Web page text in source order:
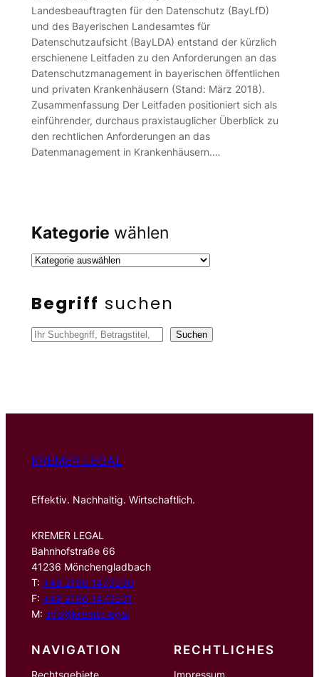
Landesbeauftragten für den Datenschutz (BayLfD)
und des Bayerischen Landesamtes für
Datenschutzaufsicht (BayLDA) entstand der kürzlich
erschienene Leitfaden zu den Anforderungen an das
Datenschutzmanagement in bayerischen öffentlichen
und privaten Krankenhäusern (Stand: März 2018).
Zusammenfassung Der Leitfaden positioniert sich als
einführender, durchaus praxistauglicher Überblick zu
den rechtlichen Anforderungen an das
Datenmanagement in Krankenhäusern.…
Kategorie wählen
Begriff suchen
S
n
Suchen
KREMER LEGAL
Effektiv. Nachhaltig. Wirtschaftlich.
KREMER LEGAL
Bahnhofstraße 66
41236 Mönchengladbach
T: +49 2166 1470500
F: +49 2166 1470501
M: info@kremer.legal
NAVIGATION
Rechtsgebiete
RECHTLICHES
Impressum